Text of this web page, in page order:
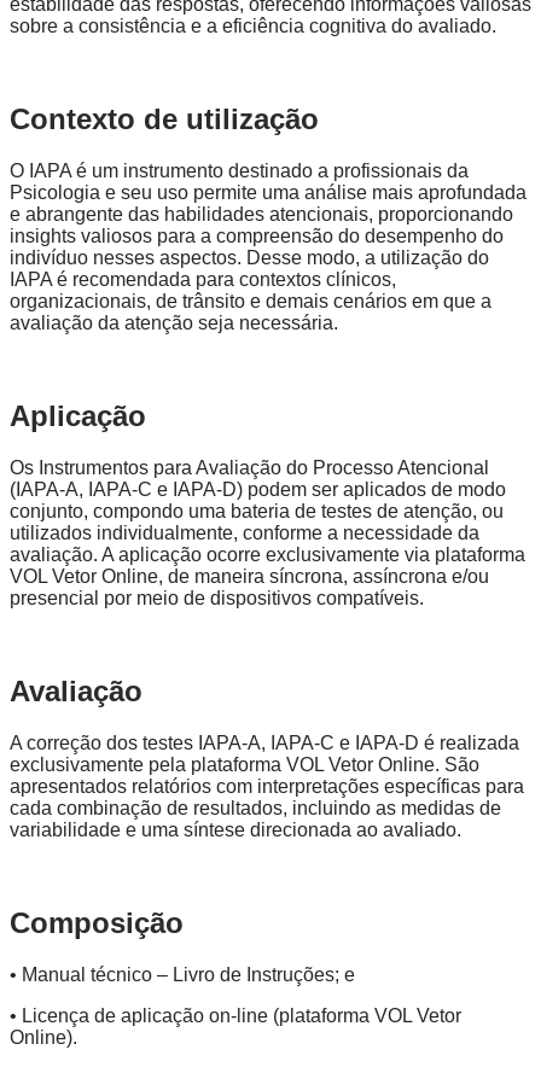
estabilidade das respostas, oferecendo informações valiosas
sobre a consistência e a eficiência cognitiva do avaliado.
Contexto de utilização
O IAPA é um instrumento destinado a profissionais da
Psicologia e seu uso permite uma análise mais aprofundada
e abrangente das habilidades atencionais, proporcionando
insights valiosos para a compreensão do desempenho do
indivíduo nesses aspectos. Desse modo, a utilização do
IAPA é recomendada para contextos clínicos,
organizacionais, de trânsito e demais cenários em que a
avaliação da atenção seja necessária.
Aplicação
Os Instrumentos para Avaliação do Processo Atencional
(IAPA-A, IAPA-C e IAPA-D) podem ser aplicados de modo
conjunto, compondo uma bateria de testes de atenção, ou
utilizados individualmente, conforme a necessidade da
avaliação. A aplicação ocorre exclusivamente via plataforma
VOL Vetor Online, de maneira síncrona, assíncrona e/ou
presencial por meio de dispositivos compatíveis.
Avaliação
A correção dos testes IAPA-A, IAPA-C e IAPA-D é realizada
exclusivamente pela plataforma VOL Vetor Online. São
apresentados relatórios com interpretações específicas para
cada combinação de resultados, incluindo as medidas de
variabilidade e uma síntese direcionada ao avaliado.
Composição
• Manual técnico – Livro de Instruções; e
• Licença de aplicação on-line (plataforma VOL Vetor
Online).